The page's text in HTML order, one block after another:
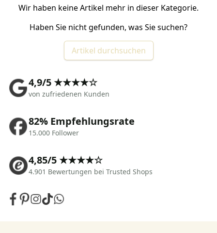
Wir haben keine Artikel mehr in dieser Kategorie.
Haben Sie nicht gefunden, was Sie suchen?
Artikel durchsuchen
4,9/5 ★★★★☆
von zufriedenen Kunden
82% Empfehlungsrate
15.000 Follower
4,85/5 ★★★★☆
4.901 Bewertungen bei Trusted Shops